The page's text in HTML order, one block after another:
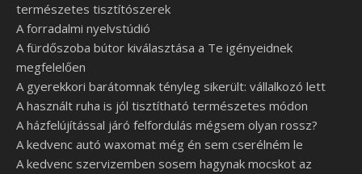
természetes tisztítószerek
A forradalmi nyelvstúdió
A fürdőszoba bútor kiválasztása a Te igényeidnek
megfelelően
A gyerekkori barátomnak tényleg sikerült: vállalkozó lett
A használt ruha is jól tisztítható természetes módon
A házfelújítással járó felfordulás mégsem olyan rossz?
A kedvenc autó waxomat még én sem cserélném le
A kedvenc szervizemben sosem hagynak mocskot az